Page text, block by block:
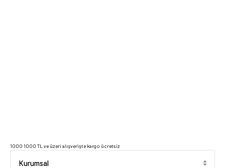
1000 1000 TL ve üzeri alışverişte kargo ücretsiz
Kurumsal